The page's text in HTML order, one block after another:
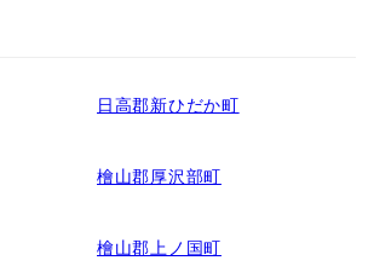
日高郡新ひだか町
檜山郡厚沢部町
檜山郡上ノ国町